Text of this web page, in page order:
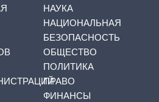
НАУКА
НАЦИОНАЛЬНАЯ
БЕЗОПАСНОСТЬ
ОБЩЕСТВО
ПОЛИТИКА
ПРАВО
ФИНАНСЫ